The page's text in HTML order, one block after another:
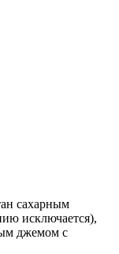
сахарным
исключается),
джемом с